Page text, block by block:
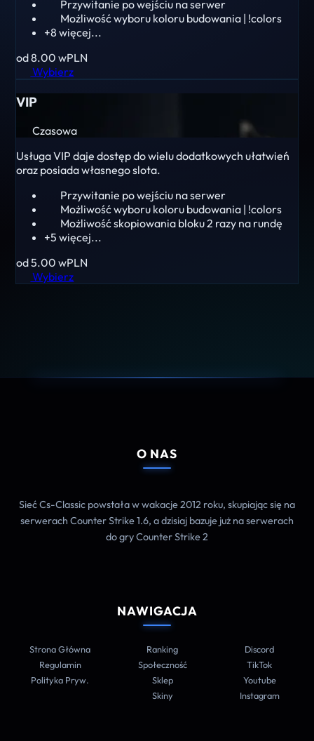
Przywitanie po wejściu na serwer
Możliwość wyboru koloru budowania | !colors
+8 więcej...
od 8.00wPLN
Wybierz
VIP
Czasowa
Usługa VIP daje dostęp do wielu dodatkowych ułatwień
oraz posiada własnego slota.
Przywitanie po wejściu na serwer
Możliwość wyboru koloru budowania | !colors
Możliwość skopiowania bloku 2 razy na rundę
+5 więcej...
od 5.00wPLN
Wybierz
O NAS
Sieć Cs-Classic powstała w wakacje 2012 roku, skupiając się na
serwerach Counter Strike 1.6, a dzisiaj bazuje już na serwerach
do gry Counter Strike 2
NAWIGACJA
Strona Główna
Regulamin
Polityka Pryw.
Ranking
Społeczność
Sklep
Skiny
Discord
TikTok
Youtube
Instagram